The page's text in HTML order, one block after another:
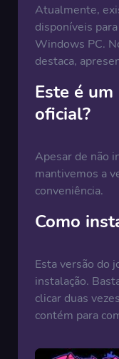
Atualmente,
disponíveis
Windows PC.
destaca,
Este é
oficial?
Apesar de não
mantivemos a
conveniência.
Como
Esta versão do
instalação.
clicar duas
contém para